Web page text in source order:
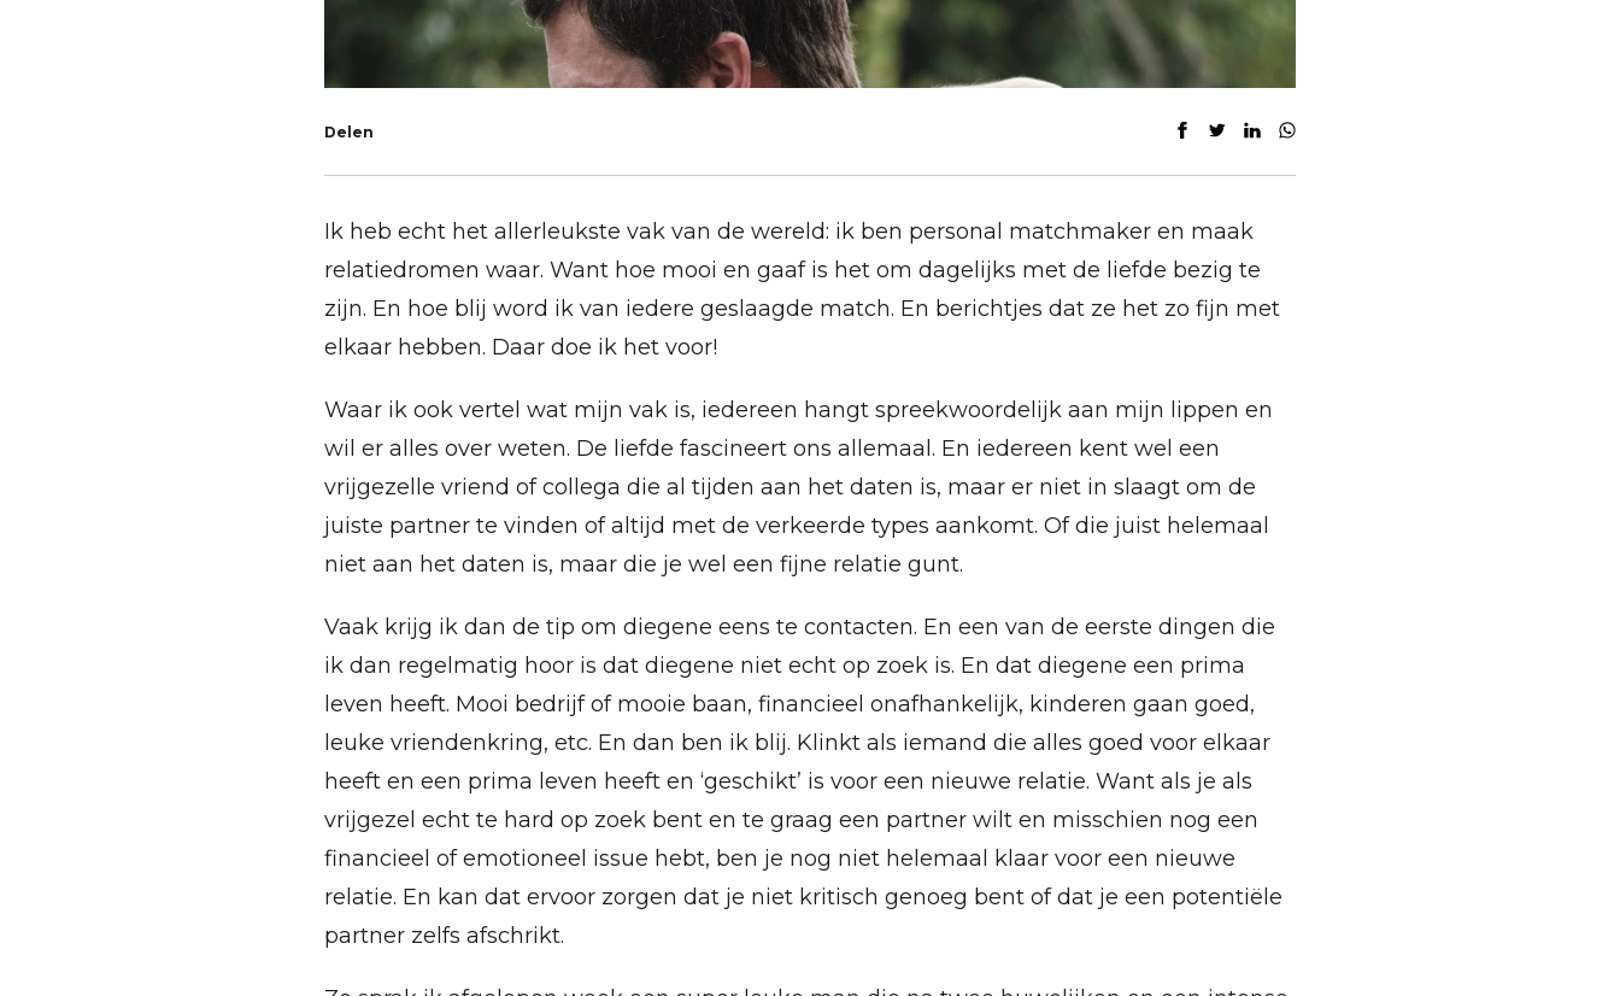
Delen
Ik heb echt het allerleukste vak van de wereld: ik ben personal matchmaker en maak
relatiedromen waar. Want hoe mooi en gaaf is het om dagelijks met de liefde bezig te
zijn. En hoe blij word ik van iedere geslaagde match. En berichtjes dat ze het zo fijn met
elkaar hebben. Daar doe ik het voor!
Waar ik ook vertel wat mijn vak is, iedereen hangt spreekwoordelijk aan mijn lippen en
wil er alles over weten. De liefde fascineert ons allemaal. En iedereen kent wel een
vrijgezelle vriend of collega die al tijden aan het daten is, maar er niet in slaagt om de
juiste partner te vinden of altijd met de verkeerde types aankomt. Of die juist helemaal
niet aan het daten is, maar die je wel een fijne relatie gunt.
Vaak krijg ik dan de tip om diegene eens te contacten. En een van de eerste dingen die
ik dan regelmatig hoor is dat diegene niet echt op zoek is. En dat diegene een prima
leven heeft. Mooi bedrijf of mooie baan, financieel onafhankelijk, kinderen gaan goed,
leuke vriendenkring, etc. En dan ben ik blij. Klinkt als iemand die alles goed voor elkaar
heeft en een prima leven heeft en ‘geschikt’ is voor een nieuwe relatie. Want als je als
vrijgezel echt te hard op zoek bent en te graag een partner wilt en misschien nog een
financieel of emotioneel issue hebt, ben je nog niet helemaal klaar voor een nieuwe
relatie. En kan dat ervoor zorgen dat je niet kritisch genoeg bent of dat je een potentiële
partner zelfs afschrikt.